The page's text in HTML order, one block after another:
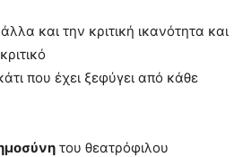
και την κριτική ικανότητα και
που έχει ξεφύγει από κάθε
του θεατρόφιλου